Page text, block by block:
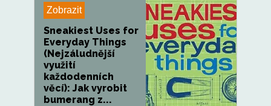
Zobrazit
Sneakiest Uses for
Everyday Things
(Nejzáludnější
využití
každodenních
věcí): Jak vyrobit
bumerang z...